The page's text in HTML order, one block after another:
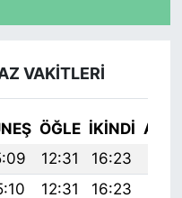
VAKITLERI
ÖĞLE İKINDI
12:31 16:23
12:31 16:23